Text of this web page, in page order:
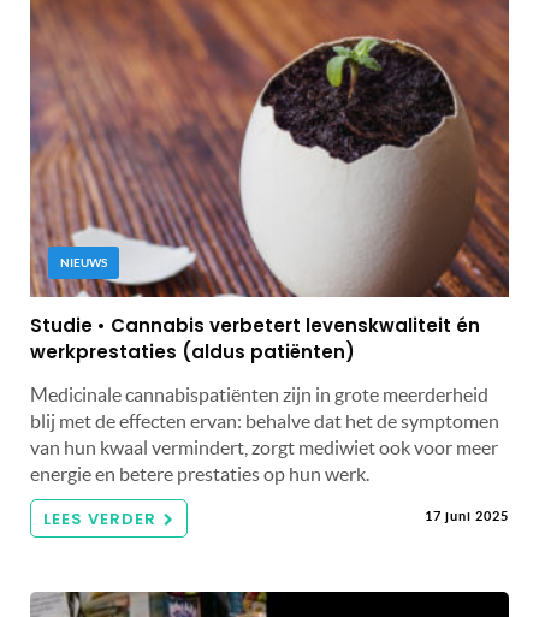
NIEUWS
Studie • Cannabis verbetert levenskwaliteit én
werkprestaties (aldus patiënten)
Medicinale cannabispatiënten zijn in grote meerderheid
blij met de effecten ervan: behalve dat het de symptomen
van hun kwaal vermindert, zorgt mediwiet ook voor meer
energie en betere prestaties op hun werk.
LEES VERDER 17 juni 2025